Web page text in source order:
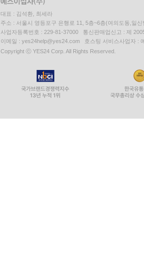
대표 : 김석환, 최세라
주소 : 서울시 영등포구 은행로 11, 5층~6층(여의도동,일신
사업자등록번호 : 229-81-37000 통신판매업신고 : 제
이메일 : yes24help@yes24.com 호스팅 서비스사업자 :
Copyright ⓒ YES24 Corp. All Rights Reserved.